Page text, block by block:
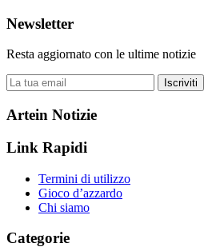
Newsletter
Resta aggiornato con le ultime notizie
Iscriviti
Artein Notizie
Link Rapidi
Termini di utilizzo
Gioco d’azzardo
Chi siamo
Categorie